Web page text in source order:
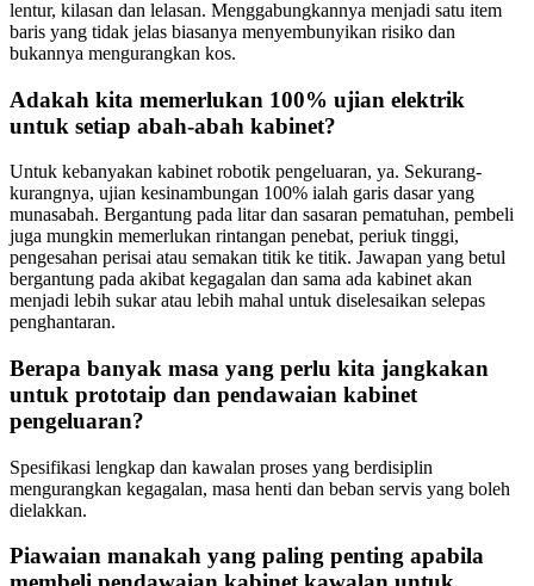
lentur, kilasan dan lelasan. Menggabungkannya menjadi satu item
baris yang tidak jelas biasanya menyembunyikan risiko dan
bukannya mengurangkan kos.
Adakah kita memerlukan 100% ujian elektrik
untuk setiap abah-abah kabinet?
Untuk kebanyakan kabinet robotik pengeluaran, ya. Sekurang-
kurangnya, ujian kesinambungan 100% ialah garis dasar yang
munasabah. Bergantung pada litar dan sasaran pematuhan, pembeli
juga mungkin memerlukan rintangan penebat, periuk tinggi,
pengesahan perisai atau semakan titik ke titik. Jawapan yang betul
bergantung pada akibat kegagalan dan sama ada kabinet akan
menjadi lebih sukar atau lebih mahal untuk diselesaikan selepas
penghantaran.
Berapa banyak masa yang perlu kita jangkakan
untuk prototaip dan pendawaian kabinet
pengeluaran?
Spesifikasi lengkap dan kawalan proses yang berdisiplin
mengurangkan kegagalan, masa henti dan beban servis yang boleh
dielakkan.
Piawaian manakah yang paling penting apabila